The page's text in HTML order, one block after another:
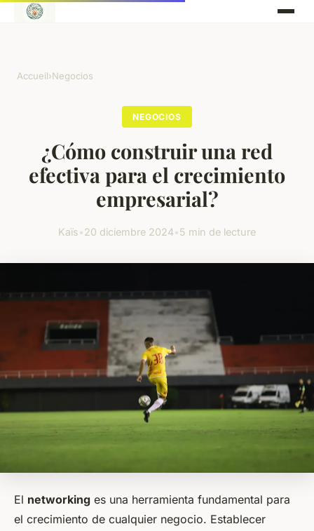
Accueil›Negocios
NEGOCIOS
¿Cómo construir una red
efectiva para el crecimiento
empresarial?
Kaïs•20 diciembre 2024•5 min de lecture
El networking es una herramienta fundamental para
el crecimiento de cualquier negocio. Establecer